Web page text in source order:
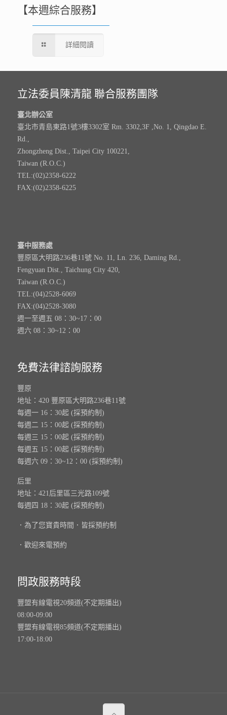
【本週綜合服務】
詳細閱讀
立法委員陳清龍 聯合服務團隊
臺北辦公室
臺北市青島東路1號3樓3302室 Rm. 3302,3F ,No. 1, Qingdao E.
Rd.,
Zhongzheng Dist., Taipei City 100221,
Taiwan (R.O.C.)
TEL:(02)2358-6222
FAX:(02)2358-6225
臺中服務處
豐原區大明路236巷11號 No. 11, Ln. 236, Daming Rd.,
Fengyuan Dist., Taichung City 420,
Taiwan (R.O.C.)
TEL:(04)2528-6069
FAX:(04)2528-3080
週一至週五 08：30~17：00
週六 08：30~12：00
免費法律諮詢服務
豐原
地址：420 豐原區大明路236巷11號
每週一 16：30起 (採預約制)
每週二 15：00起 (採預約制)
每週三 15：00起 (採預約制)
每週五 15：00起 (採預約制)
每週六 09：30~12：00 (採預約制)
后里
地址：421后里區三光路109號
每週四 18：30起 (採預約制)
．為了您寶貴時間．皆採預約制
．歡迎來電預約
問政服務時段
豐盟有線電視20頻道(不定期播出)
08:00-09:00
豐盟有線電視85頻道(不定期播出)
17:00-18:00